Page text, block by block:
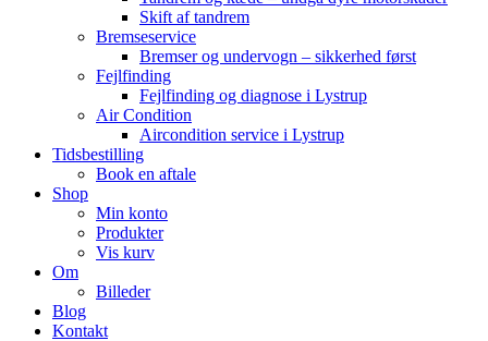
Skift af tandrem
Bremseservice
Bremser og undervogn – sikkerhed først
Fejlfinding
Fejlfinding og diagnose i Lystrup
Air Condition
Aircondition service i Lystrup
Tidsbestilling
Book en aftale
Shop
Min konto
Produkter
Vis kurv
Om
Billeder
Blog
Kontakt